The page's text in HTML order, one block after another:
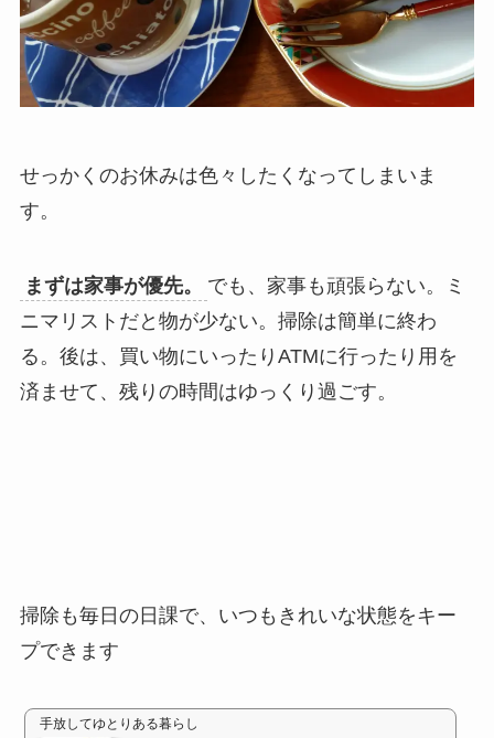
せっかくのお休みは色々したくなってしまいま
す。
まずは家事が優先。
でも、家事も頑張らない。ミ
ニマリストだと物が少ない。掃除は簡単に終わ
る。後は、買い物にいったりATMに行ったり用を
済ませて、残りの時間はゆっくり過ごす。
掃除も毎日の日課で、いつもきれいな状態をキー
プできます
手放してゆとりある暮らし